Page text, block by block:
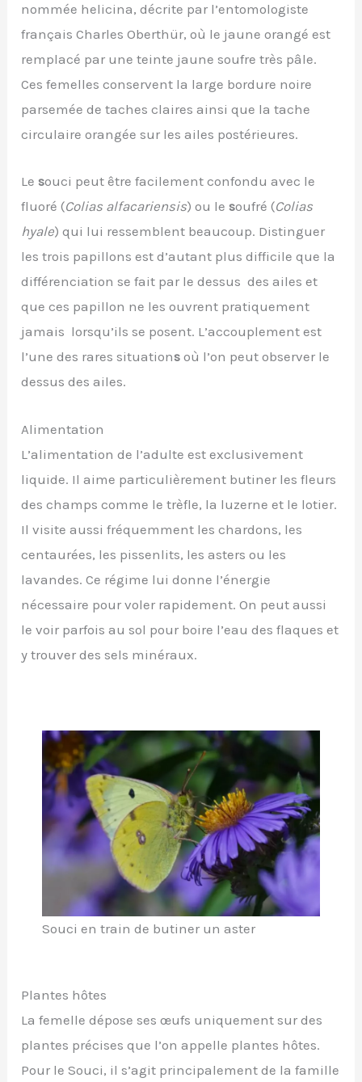
nommée helicina, décrite par l’entomologiste
français Charles Oberthür, où le jaune orangé est
remplacé par une teinte jaune soufre très pâle.
Ces femelles conservent la large bordure noire
parsemée de taches claires ainsi que la tache
circulaire orangée sur les ailes postérieures.
Lesouci peut être facilement confondu avec le
fluoré (Colias alfacariensis) ou lesoufré (Colias
hyale) qui lui ressemblent beaucoup. Distinguer
les trois papillons est d’autant plus difficile que la
différenciation se fait par le dessus des ailes et
que ces papillon ne les ouvrent pratiquement
jamais lorsqu’ils se posent. L’accouplement est
l’une des rares situations où l’on peut observer le
dessus des ailes.
Alimentation
L’alimentation de l’adulte est exclusivement
liquide. Il aime particulièrement butiner les fleurs
des champs comme le trèfle, la luzerne et le lotier.
Il visite aussi fréquemment les chardons, les
centaurées, les pissenlits, les asters ou les
lavandes. Ce régime lui donne l’énergie
nécessaire pour voler rapidement. On peut aussi
le voir parfois au sol pour boire l’eau des flaques et
y trouver des sels minéraux.
Souci en train de butiner un aster
Plantes hôtes
La femelle dépose ses œufs uniquement sur des
plantes précises que l’on appelle plantes hôtes.
Pour le Souci, il s’agit principalement de la famille